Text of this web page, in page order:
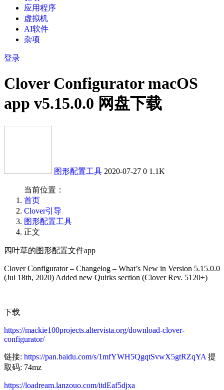
应用程序
虚拟机
AI软件
杂项
登录
Clover Configurator macOS
app v5.15.0.0 网盘下载
图形配置工具 2020-07-27 0 1.1K
当前位置：
首页
Clover引导
图形配置工具
正文
四叶草的图形配置文件app
Clover Configurator – Changelog – What’s New in Version 5.15.0.0
(Jul 18th, 2020) Added new Quirks section (Clover Rev. 5120+)
下载
https://mackie100projects.altervista.org/download-clover-
configurator/
链接: https://pan.baidu.com/s/1mfYWH5QgqtSvwX5gtRZqYA 提
取码: 74mz
https://loadream.lanzouo.com/itdEaf5djxa